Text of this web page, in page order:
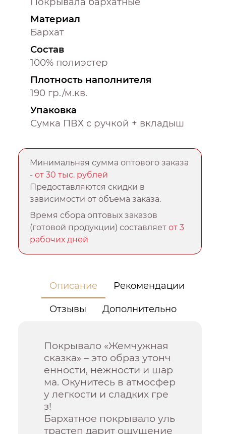
Материал
Бархат
Состав
100% полиэстер
Плотность наполнителя
190 гр./м.кв.
Упаковка
Сумка ПВХ с ручкой + вкладыш
Минимальная сумма оптового заказа
-от 30 тыс. рублей
Предоставляются скидки в
зависимости от объема заказа.
Время сбора оптовых заказов
(готовой продукции) составляетот 3
рабочих дней
Описание Рекомендации
Отзывы Дополнительно
Покрывало «Жемчужная
сказка» – это образ утонч
енности, нежности и шар
ма. Окунитесь в атмосфер
у легкости и сладких гре
з!
Бархатное покрывало уль
трастеп дарит ощущение